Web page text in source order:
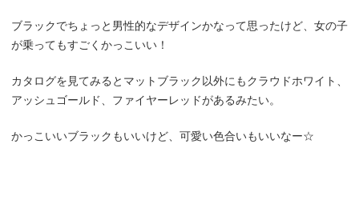
ブラックでちょっと男性的なデザインかなって思ったけど、女の子
が乗ってもすごくかっこいい！
カタログを見てみるとマットブラック以外にもクラウドホワイト、
アッシュゴールド、ファイヤーレッドがあるみたい。
かっこいいブラックもいいけど、可愛い色合いもいいなー☆